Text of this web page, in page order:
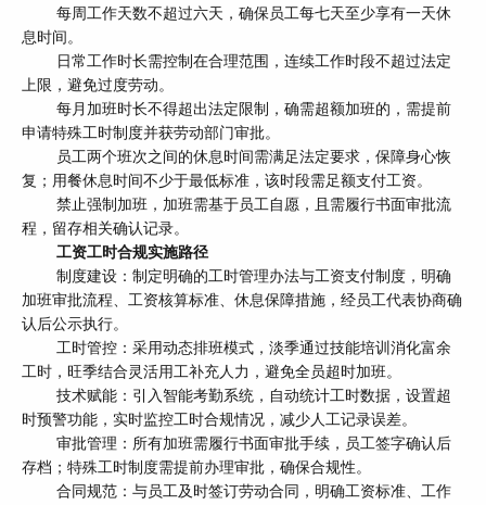
每周工作天数不超过六天，确保员工每七天至少享有一天休
息时间。
日常工作时长需控制在合理范围，连续工作时段不超过法定
上限，避免过度劳动。
每月加班时长不得超出法定限制，确需超额加班的，需提前
申请特殊工时制度并获劳动部门审批。
员工两个班次之间的休息时间需满足法定要求，保障身心恢
复；用餐休息时间不少于最低标准，该时段需足额支付工资。
禁止强制加班，加班需基于员工自愿，且需履行书面审批流
程，留存相关确认记录。
工资工时合规实施路径
制度建设：制定明确的工时管理办法与工资支付制度，明确
加班审批流程、工资核算标准、休息保障措施，经员工代表协商确
认后公示执行。
工时管控：采用动态排班模式，淡季通过技能培训消化富余
工时，旺季结合灵活用工补充人力，避免全员超时加班。
技术赋能：引入智能考勤系统，自动统计工时数据，设置超
时预警功能，实时监控工时合规情况，减少人工记录误差。
审批管理：所有加班需履行书面审批手续，员工签字确认后
存档；特殊工时制度需提前办理审批，确保合规性。
合同规范：与员工及时签订劳动合同，明确工资标准、工作